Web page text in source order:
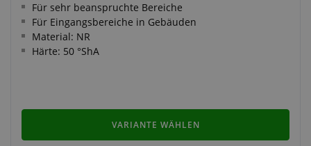
Für sehr beanspruchte Bereiche
Für Eingangsbereiche in Gebäuden
Material: NR
Härte: 50 °ShA
VARIANTE WÄHLEN